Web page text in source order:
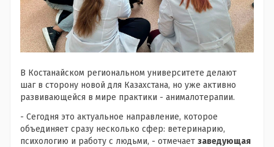
В Костанайском региональном университете делают
шаг в сторону новой для Казахстана, но уже активно
развивающейся в мире практики - анималотерапии.
- Сегодня это актуальное направление, которое
объединяет сразу несколько сфер: ветеринарию,
психологию и работу с людьми, - отмечает заведующая